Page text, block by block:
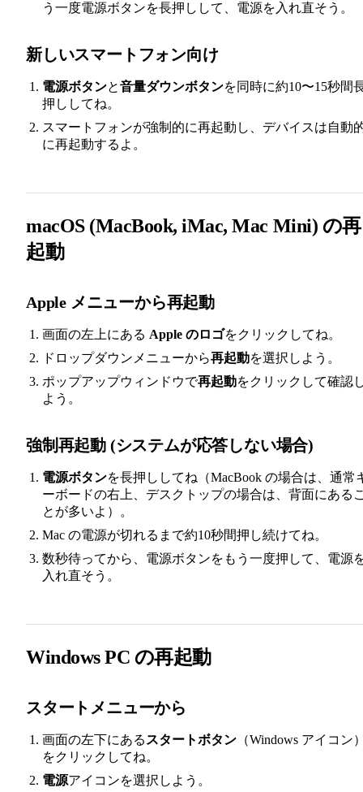
う一度電源ボタンを長押しして、電源を入れ直そう。
新しいスマートフォン向け
電源ボタンと音量ダウンボタンを同時に約10〜15秒間
押ししてね。
スマートフォンが強制的に再起動し、デバイスは自動
に再起動するよ。
macOS (MacBook, iMac, Mac Mini) の再
起動
Apple メニューから再起動
画面の左上にある Apple のロゴをクリックしてね。
ドロップダウンメニューから再起動を選択しよう。
ポップアップウィンドウで再起動をクリックして確認
よう。
強制再起動 (システムが応答しない場合)
電源ボタンを長押ししてね（MacBook の場合は、通常
ーボードの右上、デスクトップの場合は、背面にある
とが多いよ）。
Mac の電源が切れるまで約10秒間押し続けてね。
数秒待ってから、電源ボタンをもう一度押して、電源
入れ直そう。
Windows PC の再起動
スタートメニューから
画面の左下にある スタートボタン （Windows アイコン
をクリックしてね。
電源アイコンを選択しよう。